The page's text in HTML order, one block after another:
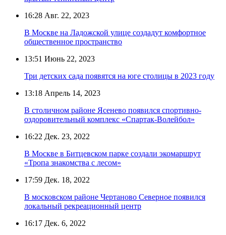
16:28 Авг. 22, 2023
В Москве на Ладожской улице создадут комфортное
общественное пространство
13:51 Июнь 22, 2023
Три детских сада появятся на юге столицы в 2023 году
13:18 Апрель 14, 2023
В столичном районе Ясенево появился спортивно-
оздоровительный комплекс «Спартак-Волейбол»
16:22 Дек. 23, 2022
В Москве в Битцевском парке создали экомаршрут
«Тропа знакомства с лесом»
17:59 Дек. 18, 2022
В московском районе Чертаново Северное появился
локальный рекреационный центр
16:17 Дек. 6, 2022